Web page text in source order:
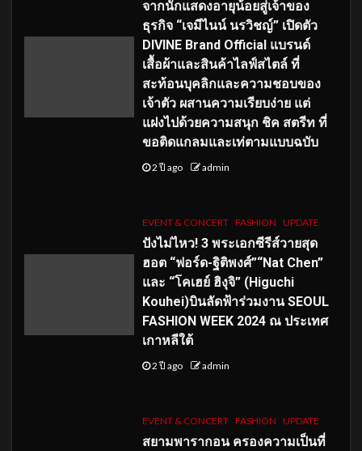
จากนักแสดงอายุน้อยสู่เจ้าของ
ธุรกิจ “เจมีไนน์ นรวิชญ์” เปิดตัว
DIVINE Brand Official แบรนด์
เสื้อผ้าและสินค้าไลฟ์สไตล์ ที่
สะท้อนบุคลิกและความชอบของ
เจ้าตัว ผสานความเรียบง่าย แต่
แฝงไปด้วยความสนุก ชิค สตรีท ที่
ขอติดแกลมและเท่ตามแบบฉบับ
2 ปี ago admin
EVENT & CONCERT FASHION UPDATE
ปังไม่ไหว! 3 พระเอกซีรีส์วายสุด
ฮอต “ฟอร์ด-ฐิติพงศ์”“Nat Chen”
และ “โคเฮย์ ฮิงุจิ” (Higuchi
Kouhei)บินลัดฟ้าร่วมงาน SEOUL
FASHION WEEK 2024 ณ ประเทศ
เกาหลีใต้
2 ปี ago admin
EVENT & CONCERT FASHION UPDATE
สยามพารากอน ครองความเป็นที่